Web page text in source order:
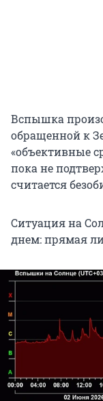
Вспышка
обращенной к
«объективные
пока не
считается
Ситуация на
днем: прямая